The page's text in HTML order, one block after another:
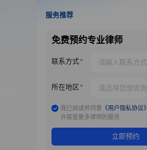
服务推荐
免费预约专业律师
联系方式
所在地区
我已阅读并同意 《用户隐私协议》
许接受更多律师的服务
立即预约